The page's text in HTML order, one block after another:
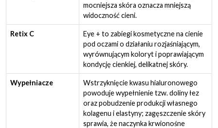
mocniejsza skóra oznacza mniejszą
widoczność cieni.
Retix C
Eye + to zabiegi kosmetyczne na cienie
pod oczami o działaniu rozjaśniającym,
wyrównującym koloryt i poprawiającym
kondycję cienkiej, delikatnej skóry.
Wypełniacze
Wstrzyknięcie kwasu hialuronowego
powoduje wypełnienie tzw. doliny łez
oraz pobudzenie produkcji własnego
kolagenu i elastyny; zagęszczenie skóry
sprawia, że naczynka krwionośne